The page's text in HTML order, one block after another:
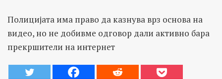
Полицијата има право да казнува врз основа на
видео, но не добивме одговор дали активно бара
прекршители на интернет